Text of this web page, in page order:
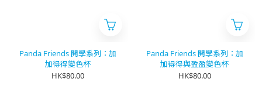
Panda Friends 開學系列：加
加得得變色杯
HK$80.00
Panda Friends 開學系列：加
加得得與盈盈變色杯
HK$80.00